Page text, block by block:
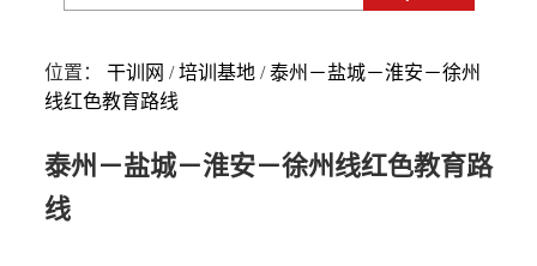
课程分类
酒店住宿
位置： 干训网 / 培训基地 / 泰州－盐城－淮安－徐州
线红色教育路线
泰州－盐城－淮安－徐州线红色教育路
线